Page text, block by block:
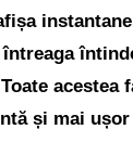
acestea
și mai